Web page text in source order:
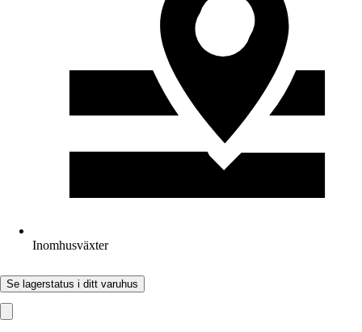
Inomhusväxter
Se lagerstatus i ditt varuhus